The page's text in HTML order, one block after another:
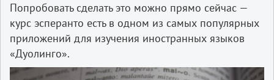
Попробовать сделать это можно прямо сейчас —
курс эсперанто есть в одном из самых популярных
приложений для изучения иностранных языков
«Дуолинго».